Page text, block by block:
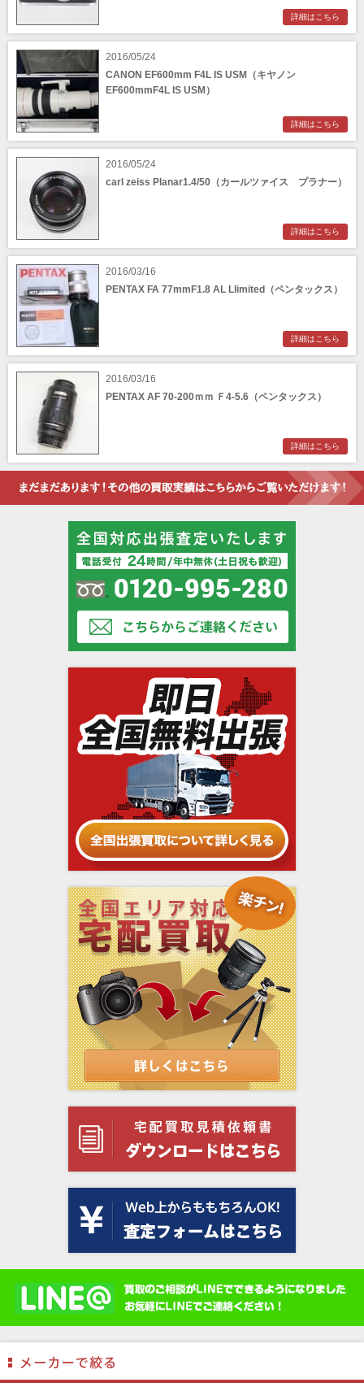
詳細はこちら
2016/05/24
CANON EF600mm F4L IS USM（キヤノン
EF600mmF4L IS USM）
詳細はこちら
2016/05/24
carl zeiss Planar1.4/50（カールツァイス プラナー）
詳細はこちら
2016/03/16
PENTAX FA 77mmF1.8 AL Llimited（ペンタックス）
詳細はこちら
2016/03/16
PENTAX AF 70-200ｍｍ Ｆ4-5.6（ペンタックス）
詳細はこちら